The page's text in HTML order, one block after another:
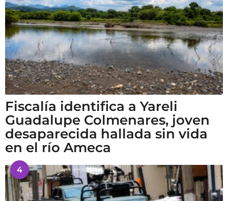
Fiscalía identifica a Yareli
Guadalupe Colmenares, joven
desaparecida hallada sin vida
en el río Ameca
4